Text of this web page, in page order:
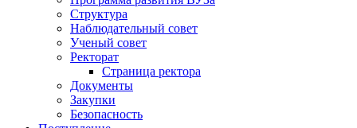
Структура
Наблюдательный совет
Ученый совет
Ректорат
Страница ректора
Документы
Закупки
Безопасность